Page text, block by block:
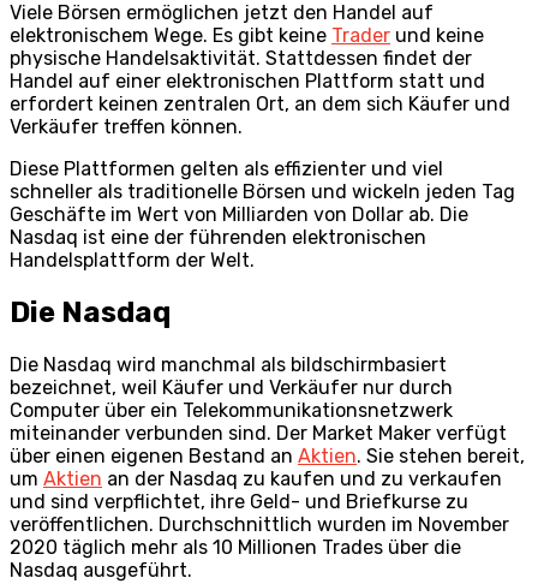
Viele Börsen ermöglichen jetzt den Handel auf
elektronischem Wege. Es gibt keine Trader und keine
physische Handelsaktivität. Stattdessen findet der
Handel auf einer elektronischen Plattform statt und
erfordert keinen zentralen Ort, an dem sich Käufer und
Verkäufer treffen können.
Diese Plattformen gelten als effizienter und viel
schneller als traditionelle Börsen und wickeln jeden Tag
Geschäfte im Wert von Milliarden von Dollar ab. Die
Nasdaq ist eine der führenden elektronischen
Handelsplattform der Welt.
Die Nasdaq
Die Nasdaq wird manchmal als bildschirmbasiert
bezeichnet, weil Käufer und Verkäufer nur durch
Computer über ein Telekommunikationsnetzwerk
miteinander verbunden sind. Der Market Maker verfügt
über einen eigenen Bestand an Aktien. Sie stehen bereit,
um Aktien an der Nasdaq zu kaufen und zu verkaufen
und sind verpflichtet, ihre Geld- und Briefkurse zu
veröffentlichen. Durchschnittlich wurden im November
2020 täglich mehr als 10 Millionen Trades über die
Nasdaq ausgeführt.